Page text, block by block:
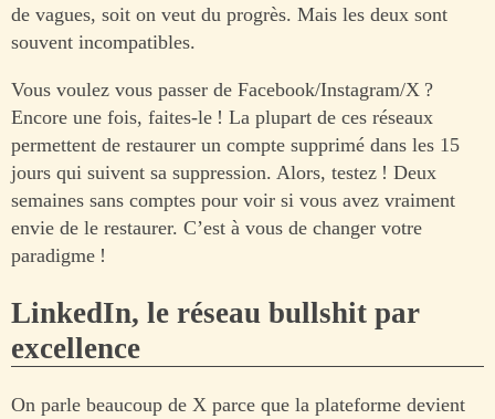
de vagues, soit on veut du progrès. Mais les deux sont
souvent incompatibles.
Vous voulez vous passer de Facebook/Instagram/X ?
Encore une fois, faites-le ! La plupart de ces réseaux
permettent de restaurer un compte supprimé dans les 15
jours qui suivent sa suppression. Alors, testez ! Deux
semaines sans comptes pour voir si vous avez vraiment
envie de le restaurer. C’est à vous de changer votre
paradigme !
LinkedIn, le réseau bullshit par
excellence
On parle beaucoup de X parce que la plateforme devient